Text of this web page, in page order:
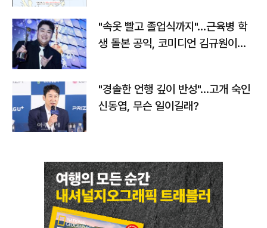
"속옷 빨고 졸업식까지"…근육병 학
생 돌본 공익, 코미디언 김규원이었
"경솔한 언행 깊이 반성"…고개 숙인
신동엽, 무슨 일이길래?